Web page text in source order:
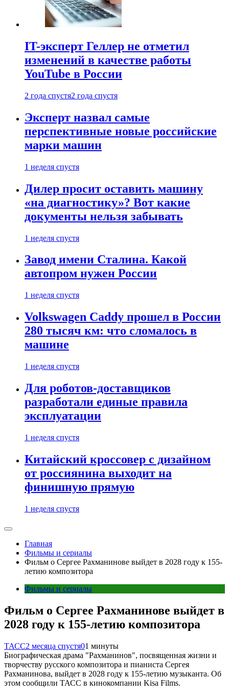
IT-эксперт Геллер не отметил
изменений в качестве работы
YouTube в России
2 года спустя2 года спустя
Эксперт назвал самые
перспективные новые российские
марки машин
1 неделя спустя
Дилер просит оставить машину
«на диагностику»? Вот какие
документы нельзя забывать
1 неделя спустя
Завод имени Сталина. Какой
автопром нужен России
1 неделя спустя
Volkswagen Caddy прошел в России
280 тысяч км: что сломалось в
машине
1 неделя спустя
Для роботов-доставщиков
разработали единые правила
эксплуатации
1 неделя спустя
Китайский кроссовер с дизайном
от россиянина выходит на
финишную прямую
1 неделя спустя
Главная
Фильмы и сериалы
Фильм о Сергее Рахманинове выйдет в 2028 году к 155-
летию композитора
Фильмы и сериалы
Фильм о Сергее Рахманинове выйдет в
2028 году к 155-летию композитора
ТАСС2 месяца спустя01 минуты
Биографическая драма "Рахманинов", посвященная жизни и
творчеству русского композитора и пианиста Сергея
Рахманинова, выйдет в 2028 году к 155-летию музыканта. Об
этом сообщили ТАСС в кинокомпании Kisa Films.